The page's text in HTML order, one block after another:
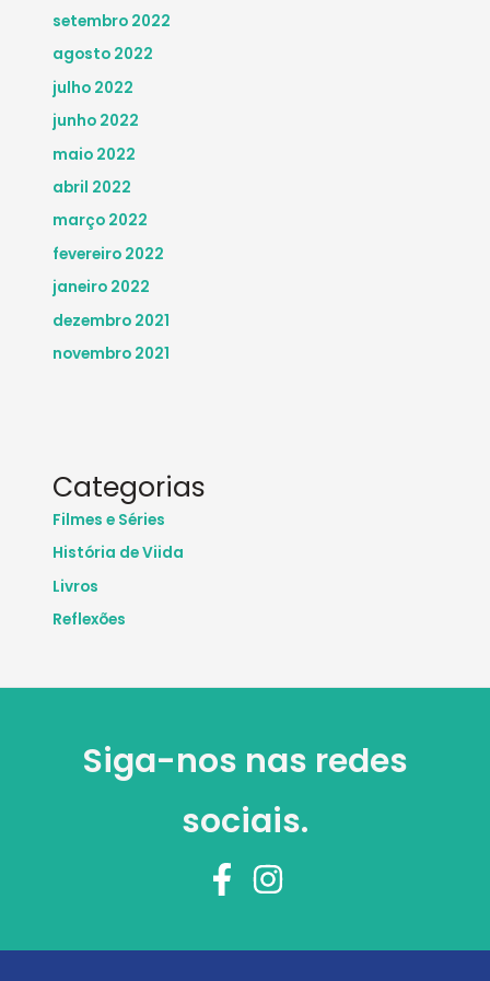
setembro 2022
agosto 2022
julho 2022
junho 2022
maio 2022
abril 2022
março 2022
fevereiro 2022
janeiro 2022
dezembro 2021
novembro 2021
Categorias
Filmes e Séries
História de Viida
Livros
Reflexões
Siga-nos nas redes
sociais.